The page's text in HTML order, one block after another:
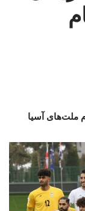
ملت‌های آسیا